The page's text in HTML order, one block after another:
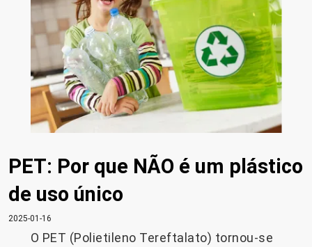
PET: Por que NÃO é um plástico
de uso único
2025-01-16
O PET (Polietileno Tereftalato) tornou-se